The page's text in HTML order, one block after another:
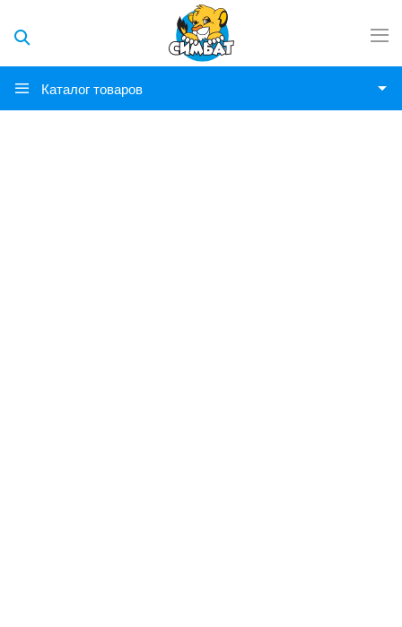
Каталог товаров